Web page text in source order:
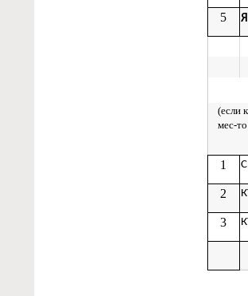
5
(если
мес-
1
2
3